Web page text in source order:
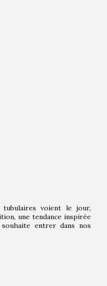
tubulaires voient le jour,
une tendance inspirée
entrer dans nos